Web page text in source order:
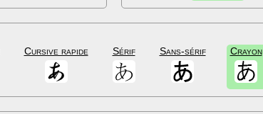
Cursive rapide Sérif Sans-sérif Crayon